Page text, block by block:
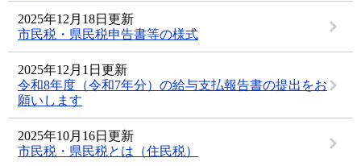
2025年12月18日更新
市民税・県民税申告書等の様式
2025年12月1日更新
令和8年度（令和7年分）の給与支払報告書の提出をお
願いします
2025年10月16日更新
市民税・県民税とは（住民税）